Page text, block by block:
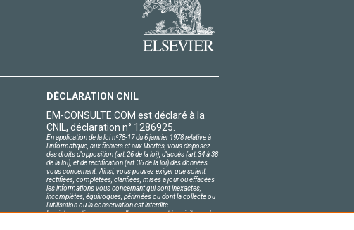
DÉCLARATION CNIL
EM-CONSULTE.COM est déclaré à la
CNIL, déclaration n° 1286925.
En application de la loi nº78-17 du 6 janvier 1978 relative à
l'informatique, aux fichiers et aux libertés, vous disposez
des droits d'opposition (art.26 de la loi), d'accès (art.34 à 38
de la loi), et de rectification (art.36 de la loi) des données
vous concernant. Ainsi, vous pouvez exiger que soient
rectifiées, complétées, clarifiées, mises à jour ou effacées
les informations vous concernant qui sont inexactes,
incomplètes, équivoques, périmées ou dont la collecte ou
l'utilisation ou la conservation est interdite.
Les informations personnelles concernant les visiteurs de